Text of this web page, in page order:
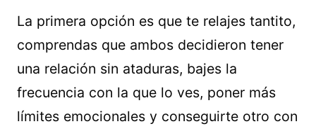
La primera opción es que te relajes tantito,
comprendas que ambos decidieron tener
una relación sin ataduras, bajes la
frecuencia con la que lo ves, poner más
límites emocionales y conseguirte otro con